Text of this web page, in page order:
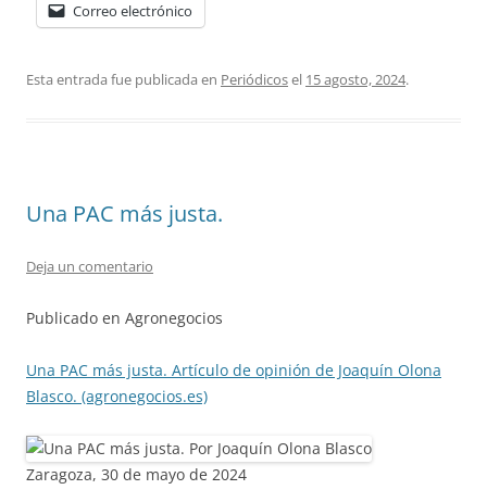
Correo electrónico
Esta entrada fue publicada en Periódicosel 15 agosto, 2024.
Una PAC más justa.
Deja un comentario
Publicado en Agronegocios
Una PAC más justa. Artículo de opinión de Joaquín Olona
Blasco. (agronegocios.es)
Zaragoza, 30 de mayo de 2024